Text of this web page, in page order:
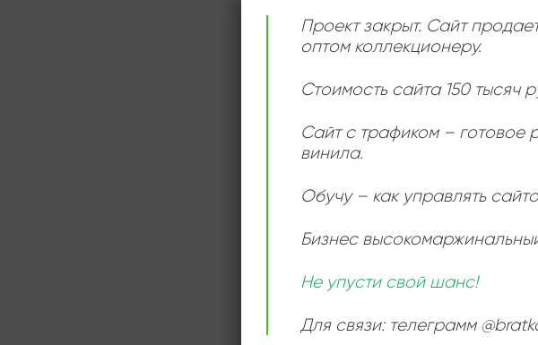
Проект закрыт. Сайт
оптом коллекционеру.
Стоимость сайта 150 тысяч
Сайт с трафиком – готовое
винила.
Обучу – как управлять
Бизнес
Не упусти свой шанс!
Для связи: телеграмм